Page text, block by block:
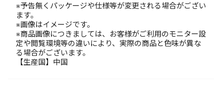
※予告無くパッケージや仕様等が変更される場合がござい
ます。
※画像はイメージです。
※商品画像につきましては、お客様がご利用のモニター設
定や閲覧環境等の違いにより、実際の商品と色味が異な
る場合がございます。
【生産国】中国